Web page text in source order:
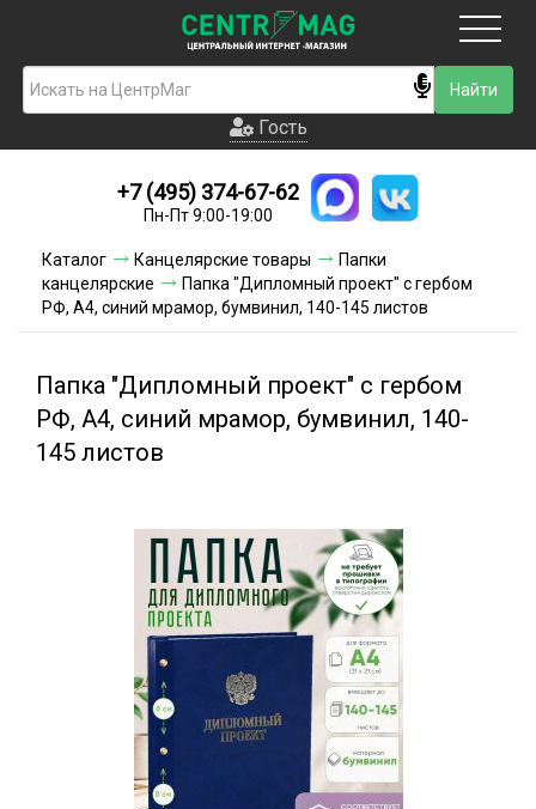
Гость
Новинки
Условия доставки
Условия оплаты
Акции и скидки
Гость
+7 (495) 374-67-62
Пн-Пт 9:00-19:00
Каталог Канцелярские товары
Папки
канцелярские
Папка "Дипломный проект" с гербом
РФ, А4, синий мрамор, бумвинил, 140-145 листов
Папка "Дипломный проект" с гербом
РФ, А4, синий мрамор, бумвинил, 140-
145 листов